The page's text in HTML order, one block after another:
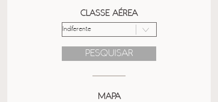
CLASSE AÉREA
PESQUISAR
MAPA